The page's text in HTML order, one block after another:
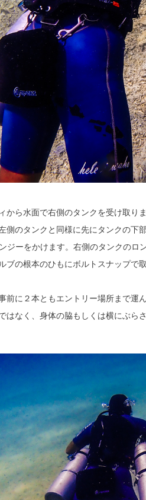
から水面で右側のタンクを受け取
側のタンクと同様に先にタンクの
ジーをかけます。右側のタンクの
ブの根本のひもにボルトスナップで取
前に２本ともエントリー場所まで運
はなく、身体の脇もしくは横にぶら